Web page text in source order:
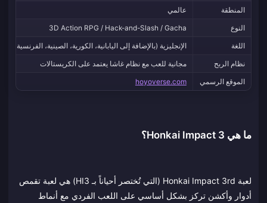
المنطقة
عالمي
النوع
3D Action RPG / Hack-and-Slash / Gacha
اللغة
الإنجليزية (بالإضافة إلى اليابانية، الكورية، الصينية، الفرنسية،
نظام الربح
مجانية للعب مع نظام غاشا يعتمد على الكريستالات
الموقع الرسمي
hoyoverse.com
ما هي Honkai Impact 3؟
لعبة Honkai Impact 3rd (التي تُختصر أحياناً بـ HI3) هي لعبة تقمص
أدوار وأكشن تركز بشكل أساسي على اللعب الفردي مع أنماط